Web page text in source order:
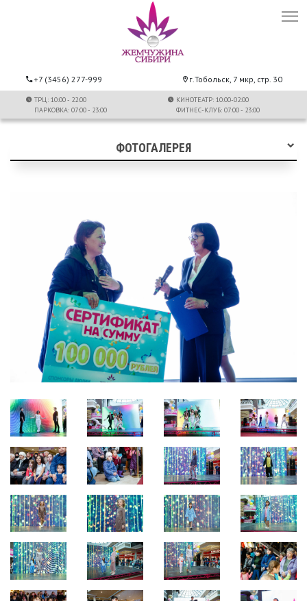
+7 (3456) 277-999 г.Тобольск, 7 мкр, стр. 30
ТРЦ: 10:00 - 22:00
ПАРКОВКА: 07:00 - 23:00
КИНОТЕАТР: 10:00-02:00
ФИТНЕС-КЛУБ: 07:00 - 23:00
ФОТОГАЛЕРЕЯ